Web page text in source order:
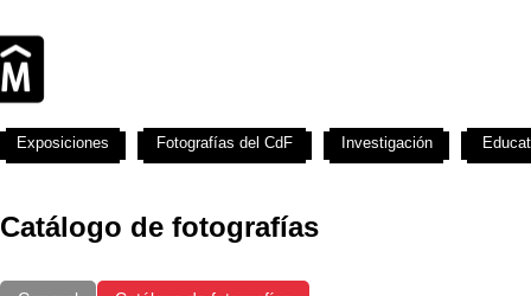
Catálogo de fotografías
Exposiciones Fotografías del CdF Investigación